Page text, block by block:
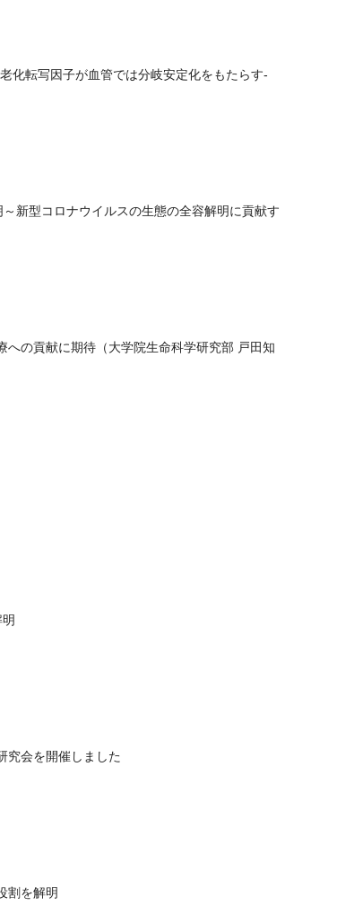
化転写因子が血管では分岐安定化をもたらす-
新型コロナウイルスの生態の全容解明に貢献す
の貢献に期待（大学院生命科学研究部 戸田知
究会を開催しました
割を解明